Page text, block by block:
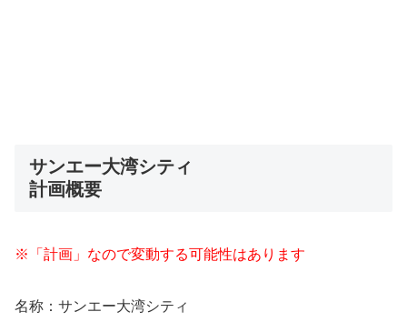
サンエー大湾シティ
計画概要
※「計画」なので変動する可能性はあります
名称：サンエー大湾シティ